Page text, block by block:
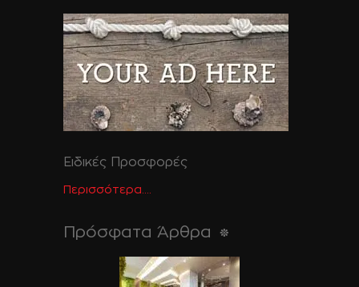
Ειδικές Προσφορές
Περισσότερα....
Πρόσφατα Άρθρα